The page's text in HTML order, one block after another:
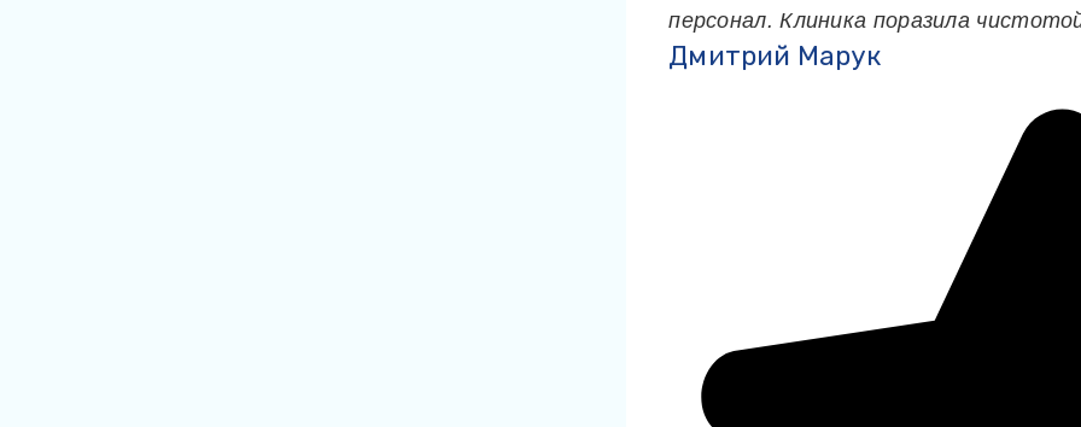
персонал. Клиника поразила
Дмитрий Марук